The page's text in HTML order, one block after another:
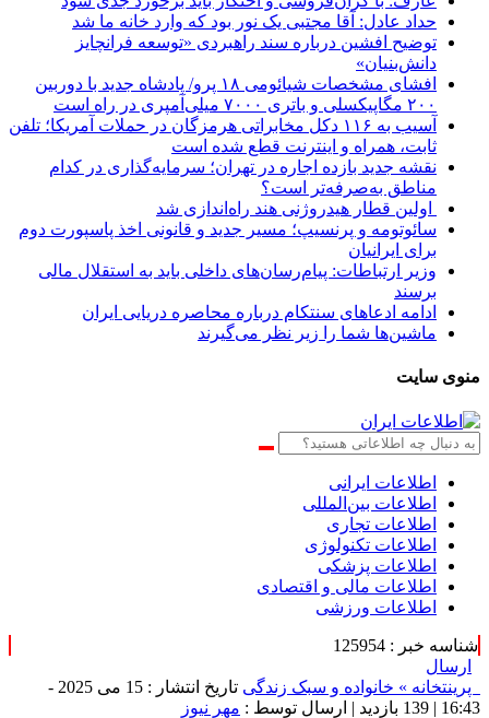
حداد عادل: آقا مجتبی یک نور بود که وارد خانه ما شد
توضیح افشین درباره سند راهبردی «توسعه فرانچایز
دانش‌بنیان»
افشای مشخصات شیائومی ۱۸ پرو/ پادشاه جدید با دوربین
۲۰۰ مگاپیکسلی و باتری ۷۰۰۰ میلی‌آمپری در راه است
آسیب به ۱۱۶ دکل مخابراتی هرمزگان در حملات آمریکا؛ تلفن
ثابت، همراه و اینترنت ‌قطع شده است
نقشه جدید بازده اجاره در تهران؛ سرمایه‌گذاری در کدام
مناطق به‌صرفه‌تر است؟
اولین قطار هیدروژنی هند راه‌اندازی شد
سائوتومه و پرنسیپ؛ مسیر جدید و قانونی اخذ پاسپورت دوم
برای ایرانیان
وزیر ارتباطات: پیام‌رسان‌های داخلی باید به استقلال مالی
برسند
ادامه ادعاهای سنتکام درباره محاصره دریایی ایران
ماشین‌ها شما را زیر نظر می‌گیرند
منوی سایت
اطلاعات‌ ‎ایرانی
اطلاعات بین‌المللی
اطلاعات تجاری
اطلاعات تکنولوژی
اطلاعات پزشکی
اطلاعات مالی و اقتصادی
اطلاعات ورزشی
شناسه خبر : 125954
ارسال
پرینتخانه » خانواده و سبک زندگی
تاریخ انتشار : 15 می 2025 -
16:43 |
139 بازدید | ارسال توسط : مهر نیوز